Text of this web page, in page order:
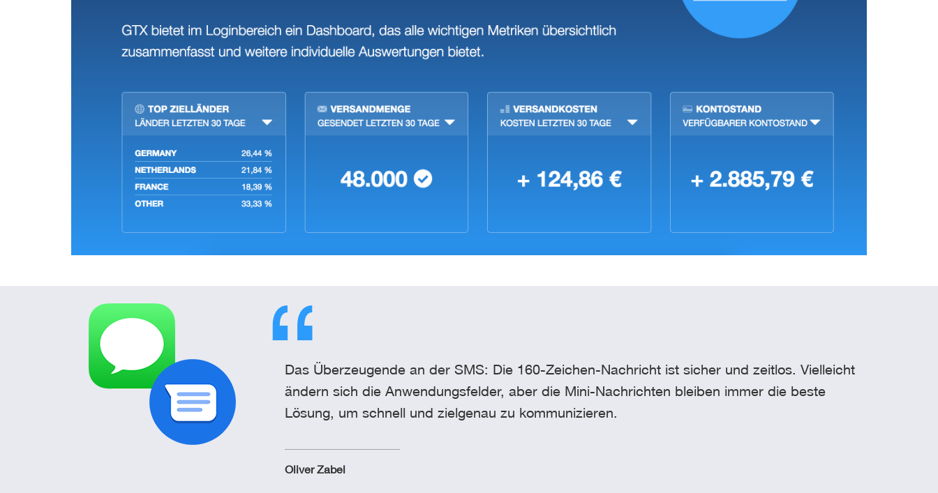
Das Überzeugende an der SMS: Die 160-Zeichen-Nachricht ist sicher und zeitlos. Vielleicht
ändern sich die Anwendungsfelder, aber die Mini-Nachrichten bleiben immer die beste
Lösung, um schnell und zielgenau zu kommunizieren.
Oliver Zabel